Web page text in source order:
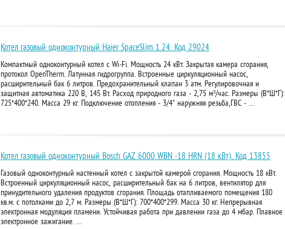
Котел газовый одноконтурный Haier SpaceSlim 1.24. Код 29024
Компактный одноконтурный котел с Wi-Fi. Мощность 24 кВт. Закрытая камера сгорания,
протокол OpenTherm. Латунная гидрогруппа. Встроенные циркуляционный насос,
расширительный бак 6 литров. Предохранительный клапан 3 атм. Регулировочная и
защитная автоматика 220 В, 145 Вт. Расход природного газа - 2,75 м³/час. Размеры (В*Ш*Г):
725*400*240. Масса 29 кг. Подключение отопления - 3/4" наружняя резьба,ГВС - …
Котел газовый одноконтурный Bosch GAZ 6000 WBN -18 HRN (18 кВт). Код 13855
Газовый одноконтурный настенный котел с закрытой камерой сгорания. Мощность 18 кВт.
Встроенный циркуляционный насос, расширительный бак на 6 литров, вентилятор для
принудительного удаления продуктов сгорания. Площадь отапливаемого помещения 180
кв.м. с потолками до 2,7 м. Размеры (В*Ш*Г): 700*400*299. Масса 30 кг. Непрерывная
электронная модуляция пламени. Устойчивая работа при давлении газа до 4 мбар. Плавное
электронное зажигание. …